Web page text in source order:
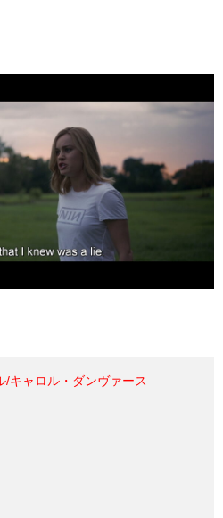
/キャロル・ダンヴァース